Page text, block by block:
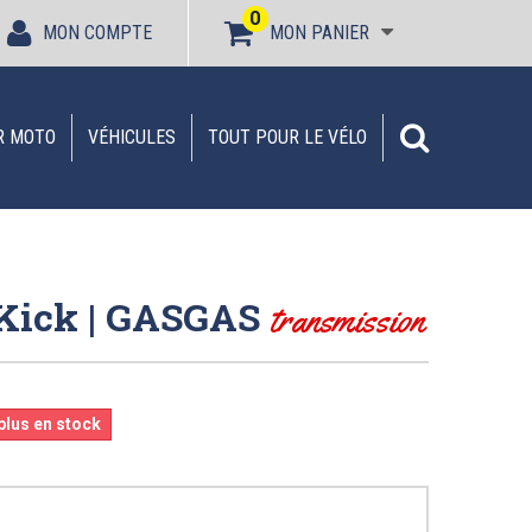
MON PANIER
0
MON COMPTE
MOTO VÉHICULES TOUT POUR LE VÉLO
| GASGAS transmission
en stock